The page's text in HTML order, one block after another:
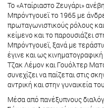
Το «Αταίριαστο Ζευγάρι»
Μπρόντγουεϊ το 1965 με
πρωταγωνιστικούς ρόλους
κείμενο και το παρουσιάζει
Μπρόντγουεϊ, ξανά με
έγινε και ως
Τζακ Λέμον και Γουόλτερ
συνεχίζει να παίζεται στις
αντρική και στην γυναικεία
Μέσα από πανέξυπνους